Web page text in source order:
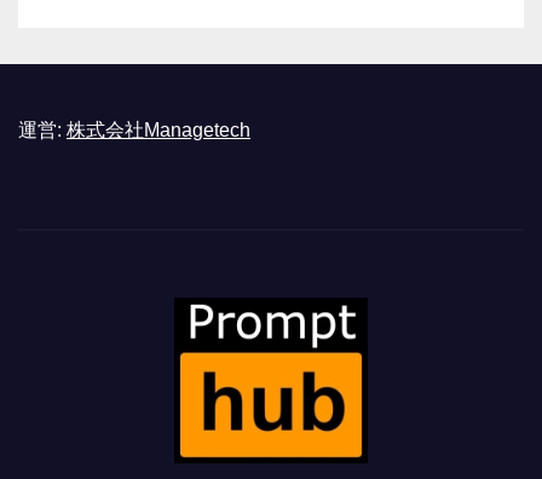
運営: 株式会社Managetech